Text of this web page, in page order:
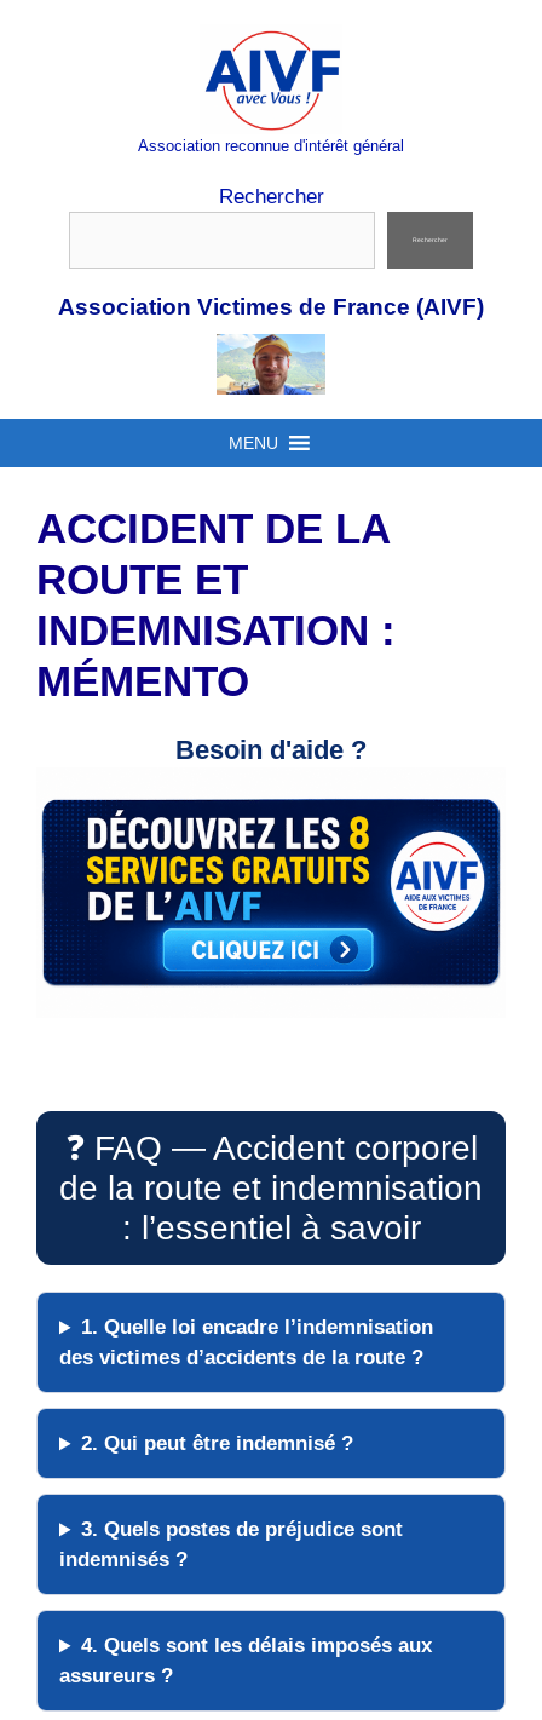
Association reconnue d'intérêt général
Rechercher
Rechercher
Association Victimes de France (AIVF)
MENU
ACCIDENT DE LA
ROUTE ET
INDEMNISATION :
MÉMENTO
Besoin d'aide ?
❓ FAQ — Accident corporel
de la route et indemnisation
: l’essentiel à savoir
1. Quelle loi encadre l’indemnisation
des victimes d’accidents de la route ?
2. Qui peut être indemnisé ?
3. Quels postes de préjudice sont
indemnisés ?
4. Quels sont les délais imposés aux
assureurs ?